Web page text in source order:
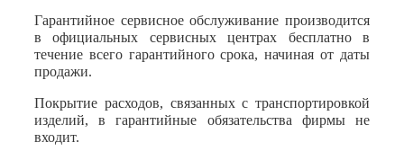
Гарантийное сервисное обслуживание производится
в официальных сервисных центрах бесплатно в
течение всего гарантийного срока, начиная от даты
продажи.
Покрытие расходов, связанных с транспортировкой
изделий, в гарантийные обязательства фирмы не
входит.